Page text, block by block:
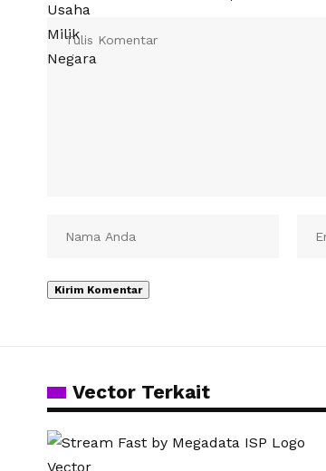
Vector Terkait